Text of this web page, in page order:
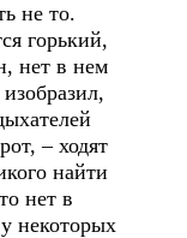
не то.
горький,
нет в нем
– ходят
найти
нет в
некоторых